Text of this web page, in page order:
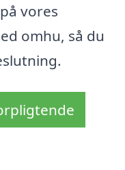
vores
omhu, så du